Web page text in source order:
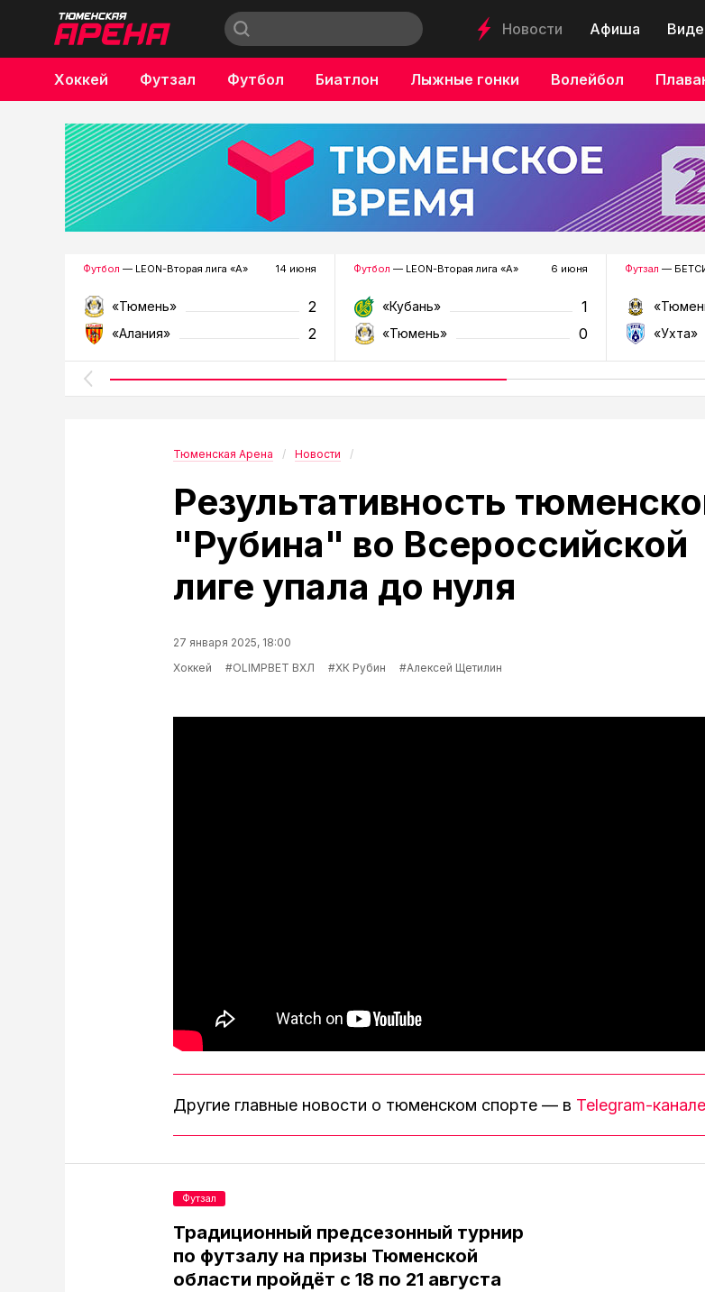
Новости Афиша
Хоккей Футзал Футбол Биатлон Лыжные гонки Волейбол
Бокс
Футбол — LEON-Вторая лига «А» 14 июня
«Тюмень» 2
«Алания» 2
Футбол — LEON-Вторая лига «А» 6 июня
«Кубань» 1
«Тюмень» 0
Футзал —
«Ухта»
Тюменская Арена Новости
Результативность
"Рубина" во Всероссийской
лиге упала до нуля
27 января 2025, 18:00
Хоккей
#OLIMPBET ВХЛ #ХК Рубин #Алексей Щетилин
Другие главные новости о тюменском спорте — в Telegram-канале
Традиционный предсезонный турнир
по футзалу на призы Тюменской
области пройдёт с 18 по 21 августа
Футзал